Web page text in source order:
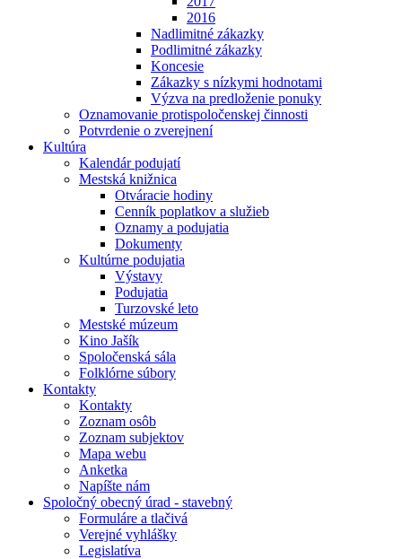
2016
Nadlimitné zákazky
Podlimitné zákazky
Koncesie
Zákazky s nízkymi hodnotami
Výzva na predloženie ponuky
Oznamovanie protispoločenskej činnosti
Potvrdenie o zverejnení
Kultúra
Kalendár podujatí
Mestská knižnica
Otváracie hodiny
Cenník poplatkov a služieb
Oznamy a podujatia
Dokumenty
Kultúrne podujatia
Výstavy
Podujatia
Turzovské leto
Mestské múzeum
Kino Jašík
Spoločenská sála
Folklórne súbory
Kontakty
Kontakty
Zoznam osôb
Zoznam subjektov
Mapa webu
Anketka
Napíšte nám
Spoločný obecný úrad - stavebný
Formuláre a tlačivá
Verejné vyhlášky
Legislatíva